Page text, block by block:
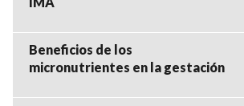
Beneficios de los
micronutrientes en la gestación